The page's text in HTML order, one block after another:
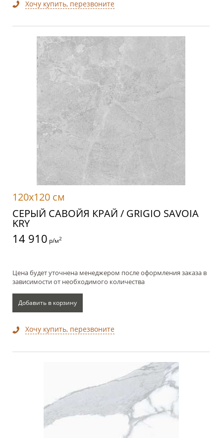
Хочу купить, перезвоните
120x120 см
СЕРЫЙ САВОЙЯ КРАЙ / GRIGIO SAVOIA
KRY
14 910 р/м2
Цена будет уточнена менеджером после оформления заказа в
зависимости от необходимого количества
Добавить в корзину
Хочу купить, перезвоните